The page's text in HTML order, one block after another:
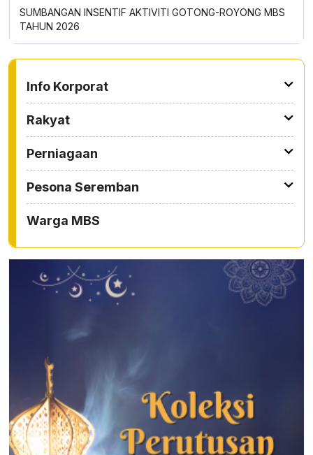
SUMBANGAN INSENTIF AKTIVITI GOTONG-ROYONG MBS
TAHUN 2026
Info Korporat
Rakyat
Perniagaan
Pesona Seremban
Warga MBS